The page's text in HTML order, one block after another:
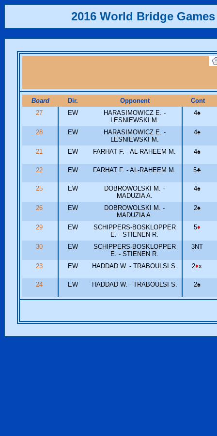
2016 World Bridge Games
Board Dir. Opponent
Cont
27
EW
HARASIMOWICZ E. -
LESNIEWSKI M.
4♠
28 EW
HARASIMOWICZ E. -
LESNIEWSKI M.
4♠
21 EW FARHAT F. - AL-RAHEEM M. 4♠
22 EW FARHAT F. - AL-RAHEEM M. 5♣
25 EW
DOBROWOLSKI M. -
MADUZIA A.
4♠
26 EW
DOBROWOLSKI M. -
MADUZIA A.
2♠
29 EW
SCHIPPERS-BOSKLOPPER
E. - STIENEN R.
5♦
30 EW
SCHIPPERS-BOSKLOPPER
E. - STIENEN R.
3NT
23 EW HADDAD W. - TRABOULSI S. 2♦x
24 EW HADDAD W. - TRABOULSI S. 2♠